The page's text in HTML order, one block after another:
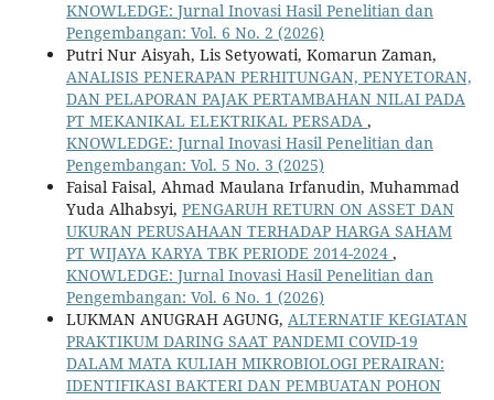
KNOWLEDGE: Jurnal Inovasi Hasil Penelitian dan
Pengembangan: Vol. 6 No. 2 (2026)
Putri Nur Aisyah, Lis Setyowati, Komarun Zaman,
ANALISIS PENERAPAN PERHITUNGAN, PENYETORAN,
DAN PELAPORAN PAJAK PERTAMBAHAN NILAI PADA
PT MEKANIKAL ELEKTRIKAL PERSADA ,
KNOWLEDGE: Jurnal Inovasi Hasil Penelitian dan
Pengembangan: Vol. 5 No. 3 (2025)
Faisal Faisal, Ahmad Maulana Irfanudin, Muhammad
Yuda Alhabsyi, PENGARUH RETURN ON ASSET DAN
UKURAN PERUSAHAAN TERHADAP HARGA SAHAM
PT WIJAYA KARYA TBK PERIODE 2014-2024 ,
KNOWLEDGE: Jurnal Inovasi Hasil Penelitian dan
Pengembangan: Vol. 6 No. 1 (2026)
LUKMAN ANUGRAH AGUNG, ALTERNATIF KEGIATAN
PRAKTIKUM DARING SAAT PANDEMI COVID-19
DALAM MATA KULIAH MIKROBIOLOGI PERAIRAN:
IDENTIFIKASI BAKTERI DAN PEMBUATAN POHON